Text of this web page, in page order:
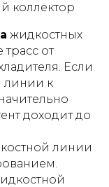
коллектор
жидкостных
от
Если
линии к
доходит до
линии